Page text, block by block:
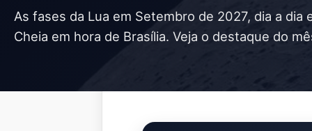
As fases da Lua em Setembro de 2027, dia a
Cheia em hora de Brasília. Veja o destaque do